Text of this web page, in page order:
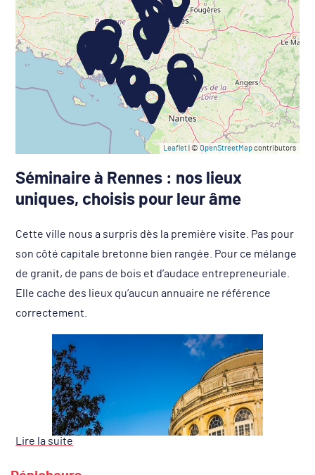
Leaflet| © OpenStreetMapcontributors
Séminaire à Rennes : nos lieux
uniques, choisis pour leur âme
Cette ville nous a surpris dès la première visite. Pas pour
son côté capitale bretonne bien rangée. Pour ce mélange
de granit, de pans de bois et d’audace entrepreneuriale.
Elle cache des lieux qu’aucun annuaire ne référence
correctement.
Lire la suite